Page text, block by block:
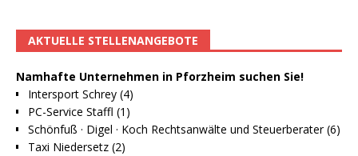
AKTUELLE STELLENANGEBOTE
Namhafte Unternehmen in Pforzheim suchen Sie!
Intersport Schrey (4)
PC-Service Staffl (1)
Schönfuß · Digel · Koch Rechtsanwälte und Steuerberater (6)
Taxi Niedersetz (2)